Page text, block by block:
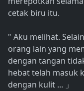
cetak biru itu.
" Aku melihat.
orang lain yang
dengan tangan
hebat telah masuk
dengan kulit ...
」